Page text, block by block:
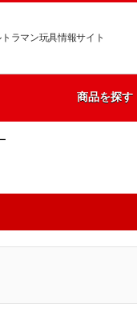
ラマン玩具情報サイト
商品を探す